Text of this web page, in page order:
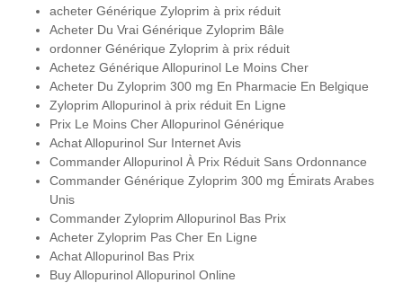
acheter Générique Zyloprim à prix réduit
Acheter Du Vrai Générique Zyloprim Bâle
ordonner Générique Zyloprim à prix réduit
Achetez Générique Allopurinol Le Moins Cher
Acheter Du Zyloprim 300 mg En Pharmacie En Belgique
Zyloprim Allopurinol à prix réduit En Ligne
Prix Le Moins Cher Allopurinol Générique
Achat Allopurinol Sur Internet Avis
Commander Allopurinol À Prix Réduit Sans Ordonnance
Commander Générique Zyloprim 300 mg Émirats Arabes
Unis
Commander Zyloprim Allopurinol Bas Prix
Acheter Zyloprim Pas Cher En Ligne
Achat Allopurinol Bas Prix
Buy Allopurinol Allopurinol Online